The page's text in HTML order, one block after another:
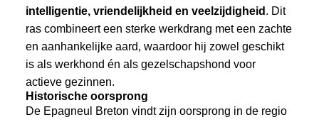
intelligentie, vriendelijkheid en veelzijdigheid . Dit
ras combineert een sterke werkdrang met een zachte
en aanhankelijke aard, waardoor hij zowel geschikt
is als werkhond én als gezelschapshond voor
actieve gezinnen.
Historische oorsprong
De Epagneul Breton vindt zijn oorsprong in de regio